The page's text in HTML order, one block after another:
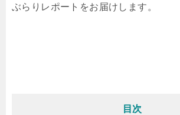
ぶらりレポートをお届けします。
目次